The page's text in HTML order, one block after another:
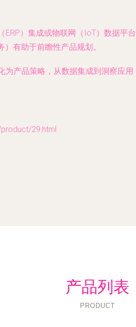
）集成或物联网（IoT）数据平
有助于前瞻性产品规划。
产品策略，从数据集成到洞察应
29.html
产品列表
PRODUCT